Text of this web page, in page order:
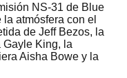
NS-31 de Blue
atmósfera con el
de Jeff Bezos, la
Gayle King, la
Aisha Bowe y la